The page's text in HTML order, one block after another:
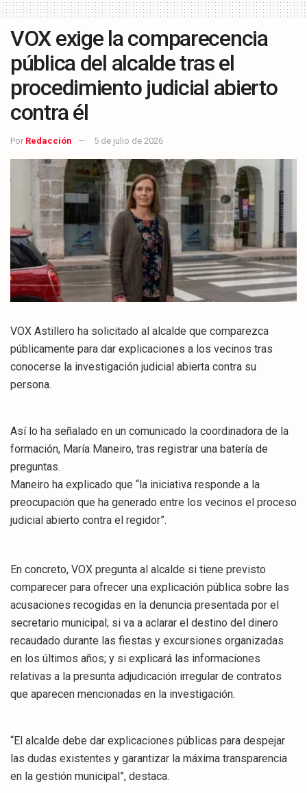
VOX exige la comparecencia
pública del alcalde tras el
procedimiento judicial abierto
contra él
Por Redacción 5 de julio de 2026
VOX Astillero ha solicitado al alcalde que comparezca
públicamente para dar explicaciones a los vecinos tras
conocerse la investigación judicial abierta contra su
persona.
Así lo ha señalado en un comunicado la coordinadora de la
formación, María Maneiro, tras registrar una batería de
preguntas.
Maneiro ha explicado que “la iniciativa responde a la
preocupación que ha generado entre los vecinos el proceso
judicial abierto contra el regidor”.
En concreto, VOX pregunta al alcalde si tiene previsto
comparecer para ofrecer una explicación pública sobre las
acusaciones recogidas en la denuncia presentada por el
secretario municipal; si va a aclarar el destino del dinero
recaudado durante las fiestas y excursiones organizadas
en los últimos años; y si explicará las informaciones
relativas a la presunta adjudicación irregular de contratos
que aparecen mencionadas en la investigación.
“El alcalde debe dar explicaciones públicas para despejar
las dudas existentes y garantizar la máxima transparencia
en la gestión municipal”, destaca.